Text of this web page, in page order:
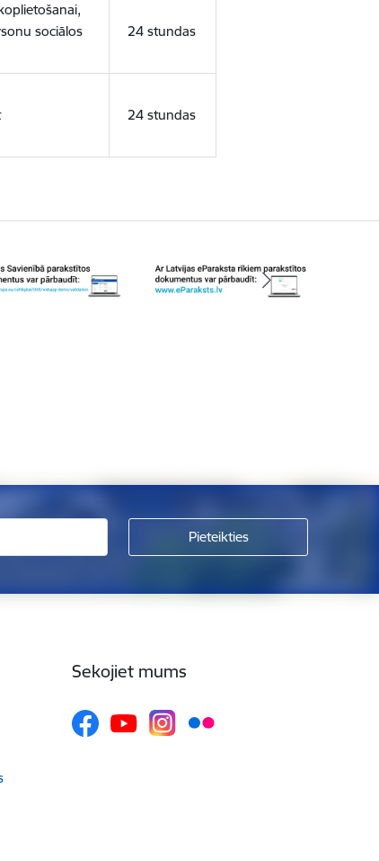
sociālos
24 stundas
24 stundas
Sekojiet mums